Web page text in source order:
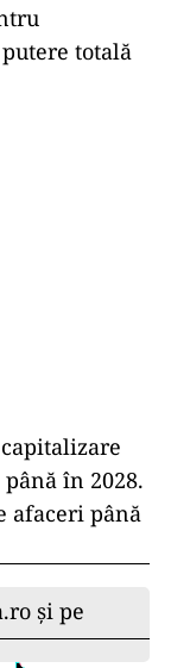
totală
în 2028.
afaceri până
și pe